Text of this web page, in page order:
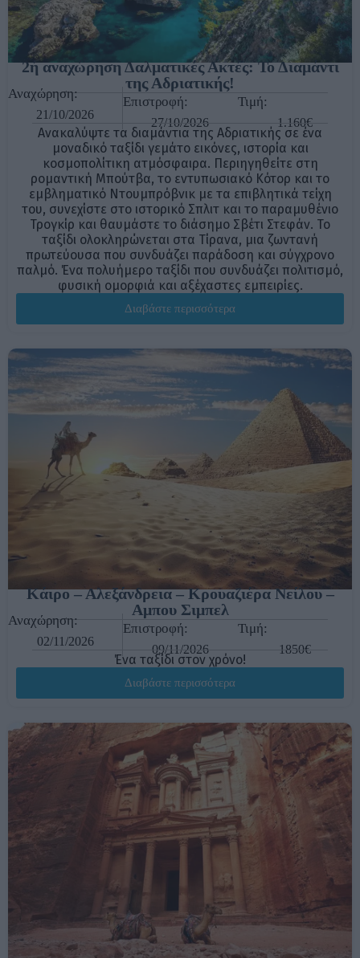
2ή αναχώρηση Δαλματικές Ακτές: Το Διαμάντι
της Αδριατικής!
Αναχώρηση:
21/10/2026
Επιστροφή:
27/10/2026
Τιμή:
1.160€
Ανακαλύψτε τα διαμάντια της Αδριατικής σε ένα
μοναδικό ταξίδι γεμάτο εικόνες, ιστορία και
κοσμοπολίτικη ατμόσφαιρα. Περιηγηθείτε στη
ρομαντική Μπούτβα, το εντυπωσιακό Κότορ και το
εμβληματικό Ντουμπρόβνικ με τα επιβλητικά τείχη
του, συνεχίστε στο ιστορικό Σπλιτ και το παραμυθένιο
Τρογκίρ και θαυμάστε το διάσημο Σβέτι Στεφάν. Το
ταξίδι ολοκληρώνεται στα Τίρανα, μια ζωντανή
πρωτεύουσα που συνδυάζει παράδοση και σύγχρονο
παλμό. Ένα πολυήμερο ταξίδι που συνδυάζει πολιτισμό,
φυσική ομορφιά και αξέχαστες εμπειρίες.
Διαβάστε περισσότερα
Κάιρο – Αλεξάνδρεια – Κρουαζιέρα Νείλου –
Αμπου Σιμπελ
Αναχώρηση:
02/11/2026
Επιστροφή:
09/11/2026
Τιμή:
1850€
Ένα ταξίδι στον χρόνο!
Διαβάστε περισσότερα